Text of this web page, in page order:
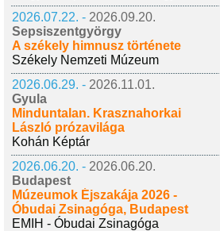
2026.07.22. - 2026.09.20.
Sepsiszentgyörgy
A székely himnusz története
Székely Nemzeti Múzeum
2026.06.29. - 2026.11.01.
Gyula
Minduntalan. Krasznahorkai
László prózavilága
Kohán Képtár
2026.06.20. - 2026.06.20.
Budapest
Múzeumok Éjszakája 2026 -
Óbudai Zsinagóga, Budapest
EMIH - Óbudai Zsinagóga